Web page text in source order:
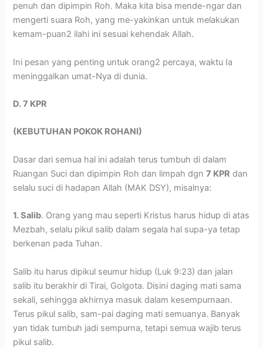
penuh dan dipimpin Roh. Maka kita bisa mende-ngar dan
mengerti suara Roh, yang me-yakinkan untuk melakukan
kemam-puan2 ilahi ini sesuai kehendak Allah.
Ini pesan yang penting untuk orang2 percaya, waktu Ia
meninggalkan umat-Nya di dunia.
D. 7 KPR
(KEBUTUHAN POKOK ROHANI)
Dasar dari semua hal ini adalah terus tumbuh di dalam
Ruangan Suci dan dipimpin Roh dan limpah dgn7 KPR dan
selalu suci di hadapan Allah (MAK DSY), misalnya:
1. Salib. Orang yang mau seperti Kristus harus hidup di atas
Mezbah, selalu pikul salib dalam segala hal supa-ya tetap
berkenan pada Tuhan.
Salib itu harus dipikul seumur hidup (Luk 9:23) dan jalan
salib itu berakhir di Tirai, Golgota. Disini daging mati sama
sekali, sehingga akhirnya masuk dalam kesempurnaan.
Terus pikul salib, sam-pai daging mati semuanya. Banyak
yan tidak tumbuh jadi sempurna, tetapi semua wajib terus
pikul salib.